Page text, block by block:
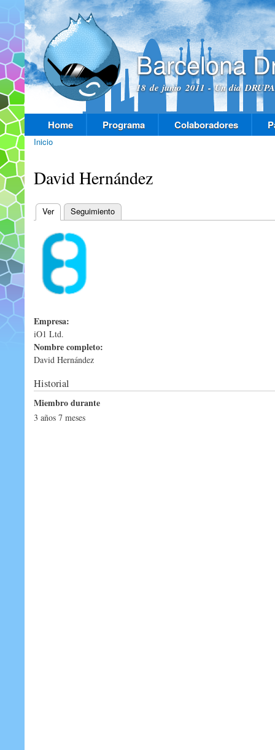
Barcelona
18 de junio 2011 - Un dia
Menú principal
Home Programa Colaboradores
Inicio
David Hernández
Solapas principales
Ver(solapa activa)
Seguimiento
Empresa:
iO1 Ltd.
Nombre completo:
David Hernández
Historial
Miembro durante
3 años 7 meses